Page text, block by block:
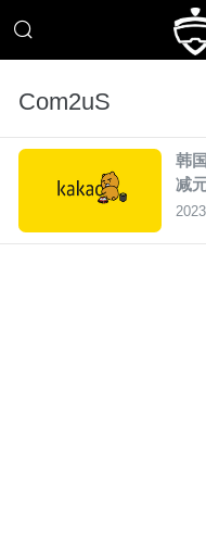
Com2uS
韩
减